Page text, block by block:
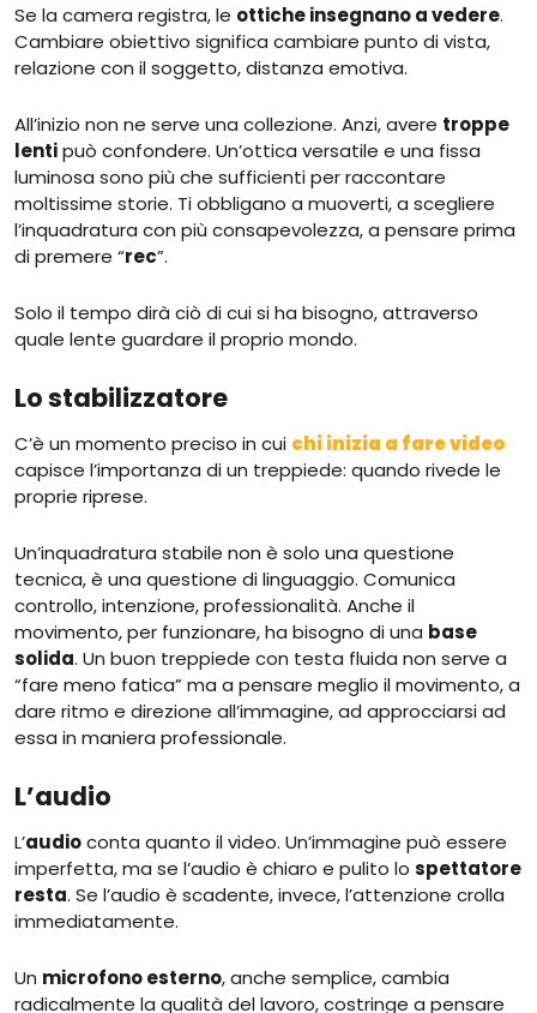
Se la camera registra, le ottiche insegnano a vedere.
Cambiare obiettivo significa cambiare punto di vista,
relazione con il soggetto, distanza emotiva.
All’inizio non ne serve una collezione. Anzi, avere troppe
lentipuò confondere. Un’ottica versatile e una fissa
luminosa sono più che sufficienti per raccontare
moltissime storie. Ti obbligano a muoverti, a scegliere
l’inquadratura con più consapevolezza, a pensare prima
di premere “rec”.
Solo il tempo dirà ciò di cui si ha bisogno, attraverso
quale lente guardare il proprio mondo.
Lo stabilizzatore
C’è un momento preciso in cui chi inizia a fare video
capisce l’importanza di un treppiede: quando rivede le
proprie riprese.
Un’inquadratura stabile non è solo una questione
tecnica, è una questione di linguaggio. Comunica
controllo, intenzione, professionalità. Anche il
movimento, per funzionare, ha bisogno di una base
solida. Un buon treppiede con testa fluida non serve a
“fare meno fatica” ma a pensare meglio il movimento, a
dare ritmo e direzione all’immagine, ad approcciarsi ad
essa in maniera professionale.
L’audio
L’audioconta quanto il video. Un’immagine può essere
imperfetta, ma se l’audio è chiaro e pulito lo spettatore
resta. Se l’audio è scadente, invece, l’attenzione crolla
immediatamente.
Un microfono esterno, anche semplice, cambia
radicalmente la qualità del lavoro, costringe a pensare